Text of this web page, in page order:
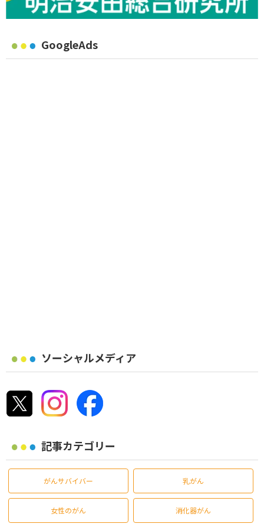
GoogleAds
ソーシャルメディア
記事カテゴリー
がんサバイバー 乳がん
女性のがん 消化器がん